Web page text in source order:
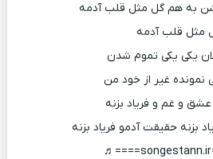
به هم گل مثل قلب آدمه
مثل قلب آدمه
یکی یکی تموم شدن
نمونده غیر از خود من
و غم و فریاد بزنه
بزنه حقیقت آدمو فریاد بزنه